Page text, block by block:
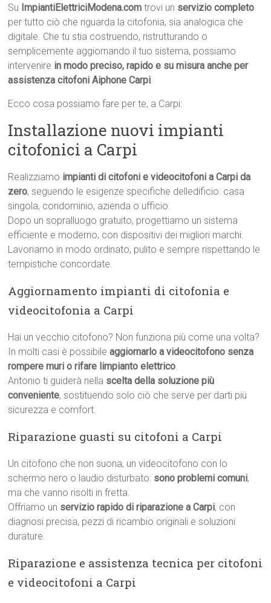
Su ImpiantiElettriciModena.com trovi un servizio completo
per tutto ciò che riguarda la citofonia, sia analogica che
digitale. Che tu stia costruendo, ristrutturando o
semplicemente aggiornando il tuo sistema, possiamo
intervenire in modo preciso, rapido e su misura anche per
assistenza citofoni Aiphone Carpi.
Ecco cosa possiamo fare per te, a Carpi:
Installazione nuovi impianti
citofonici a Carpi
Realizziamo impianti di citofoni e videocitofoni a Carpi da
zero, seguendo le esigenze specifiche delledificio: casa
singola, condominio, azienda o ufficio.
Dopo un sopralluogo gratuito, progettiamo un sistema
efficiente e moderno, con dispositivi dei migliori marchi.
Lavoriamo in modo ordinato, pulito e sempre rispettando le
tempistiche concordate.
Aggiornamento impianti di citofonia e
videocitofonia a Carpi
Hai un vecchio citofono? Non funziona più come una volta?
In molti casi è possibileaggiornarlo a videocitofono senza
rompere muri o rifare limpianto elettrico.
Antonio ti guiderà nella scelta della soluzione più
conveniente, sostituendo solo ciò che serve per darti più
sicurezza e comfort.
Riparazione guasti su citofoni a Carpi
Un citofono che non suona, un videocitofono con lo
schermo nero o laudio disturbato: sono problemi comuni,
ma che vanno risolti in fretta.
Offriamo un servizio rapido di riparazione a Carpi, con
diagnosi precisa, pezzi di ricambio originali e soluzioni
durature.
Riparazione e assistenza tecnica per citofoni
e videocitofoni a Carpi